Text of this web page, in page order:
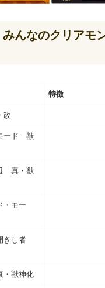
んなのクリアモ
特徴
改
ード 獣
真・獣
・モー
きし者
獣神化